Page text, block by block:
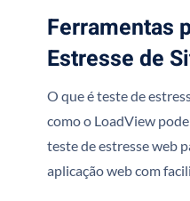
Ferramentas
Estresse de
O que é teste de
como o LoadView
teste de estresse web
aplicação web com